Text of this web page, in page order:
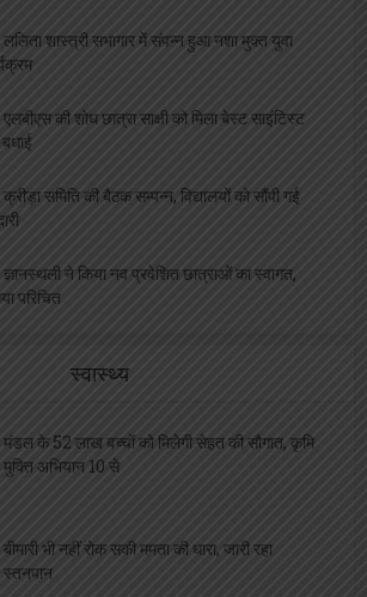
ललिता शास्त्री सभागार में संपन्न हुआ नशा मुक्त युवा
एलबीएस की शोध छात्रा साक्षी को मिला बेस्ट साइंटिस्ट
क्रीड़ा समिति की बैठक सम्पन्न, विद्यालयों को सौंपी गई
ज्ञानस्थली ने किया नव प्रवेशित छात्राओं का स्वागत,
परिचित
स्वास्थ्य
मंडल के 52 लाख बच्चों को मिलेगी सेहत की सौगात, कृमि
मुक्ति अभियान 10 से
बीमारी भी नहीं रोक सकी ममता की धारा, जारी रहा
स्तनपान